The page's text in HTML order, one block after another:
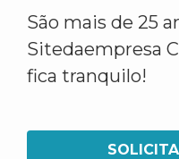
São mais de 25
Sitedaempresa
fica tranquilo!